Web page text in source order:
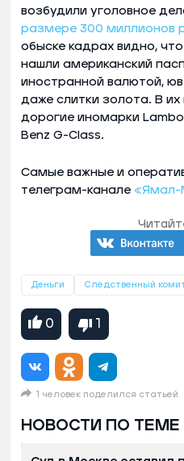
возбудили уголовное
размере 300 миллионов
обыске кадрах видно,
нашли американский
иностранной валютой,
даже слитки золота. В
дорогие иномарки
Benz G-Class.
Самые важные и
телеграм-канале «Ямал-
Деньги Следственный
0 1
1 человек поделился статьей
НОВОСТИ ПО ТЕМЕ